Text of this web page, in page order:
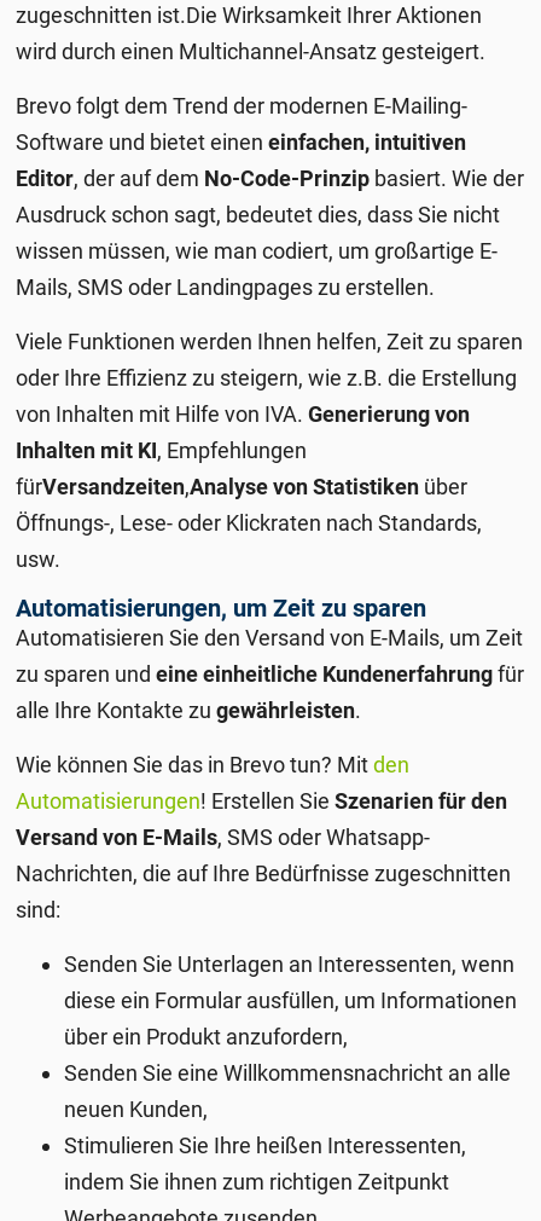
zugeschnitten ist.Die Wirksamkeit Ihrer Aktionen
wird durch einen Multichannel-Ansatz gesteigert.
Brevo folgt dem Trend der modernen E-Mailing-
Software und bietet eineneinfachen, intuitiven
Editor, der auf dem No-Code-Prinzip basiert. Wie der
Ausdruck schon sagt, bedeutet dies, dass Sie nicht
wissen müssen, wie man codiert, um großartige E-
Mails, SMS oder Landingpages zu erstellen.
Viele Funktionen werden Ihnen helfen, Zeit zu sparen
oder Ihre Effizienz zu steigern, wie z.B. die Erstellung
von Inhalten mit Hilfe von IVA.Generierung von
Inhalten mit KI, Empfehlungen
fürVersandzeiten,Analyse von Statistiken über
Öffnungs-, Lese- oder Klickraten nach Standards,
usw.
Automatisierungen, um Zeit zu sparen
Automatisieren Sie den Versand von E-Mails, um Zeit
zu sparen undeine einheitliche Kundenerfahrungfür
alle Ihre Kontakte zugewährleisten.
Wie können Sie das in Brevo tun? Mitden
Automatisierungen! Erstellen SieSzenarien für den
Versand von E-Mails, SMS oder Whatsapp-
Nachrichten, die auf Ihre Bedürfnisse zugeschnitten
sind:
Senden Sie Unterlagen an Interessenten, wenn
diese ein Formular ausfüllen, um Informationen
über ein Produkt anzufordern,
Senden Sie eine Willkommensnachricht an alle
neuen Kunden,
Stimulieren Sie Ihre heißen Interessenten,
indem Sie ihnen zum richtigen Zeitpunkt